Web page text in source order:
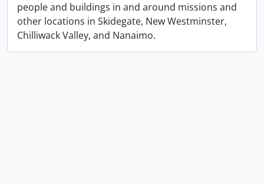
people and buildings in and around missions and
other locations in Skidegate, New Westminster,
Chilliwack Valley, and Nanaimo.